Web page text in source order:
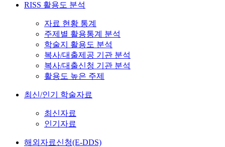
RISS 활용도 분석
자료 현황 통계
주제별 활용통계 분석
학술지 활용도 분석
복사/대출제공 기관 분석
복사/대출신청 기관 분석
활용도 높은 주제
최신/인기 학술자료
최신자료
인기자료
해외자료신청(E-DDS)